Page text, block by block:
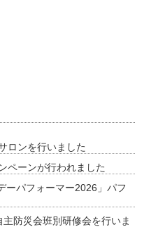
ロンを行いました
ペーンが行われました
ーパフォーマー2026」パフ
防災会班別研修会を行いま